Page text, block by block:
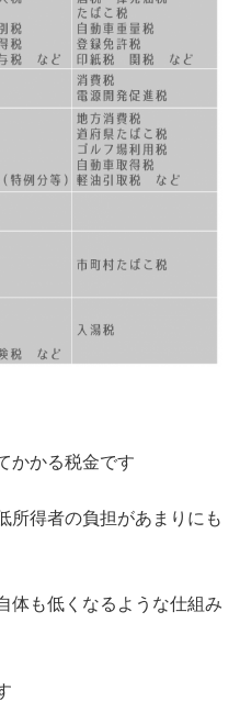
かかる税金です
所得者の負担があまりにも
体も低くなるような仕組み